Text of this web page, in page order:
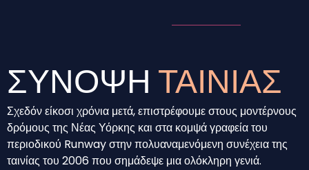
ΣΥΝΟΨΗ ΤΑΙΝΙΑΣ
Σχεδόν είκοσι χρόνια μετά, επιστρέφουμε στους μοντέρνους
δρόμους της Νέας Υόρκης και στα κομψά γραφεία του
περιοδικού Runway στην πολυαναμενόμενη συνέχεια της
ταινίας του 2006 που σημάδεψε μια ολόκληρη γενιά.